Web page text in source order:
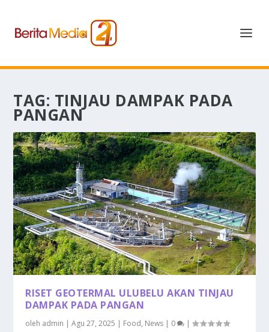
TAG: TINJAU DAMPAK PADA
PANGAN
RISET GEOTERMAL ULUBELU AKAN TINJAU
DAMPAK PADA PANGAN
oleh admin |Agu 27, 2025 | Food, News | 0 |